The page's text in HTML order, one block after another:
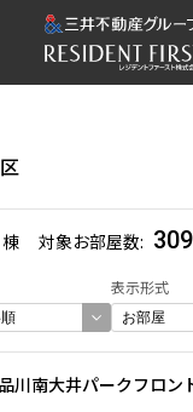
棟 対象お部屋数 309
表示形式
ョン
選び方
川南大井パークフロン